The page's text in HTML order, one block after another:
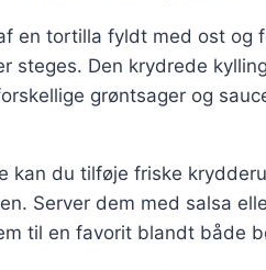
en tortilla fyldt med ost og
steges. Den krydrede
grøntsager og
kan du tilføje friske
Server dem med salsa
til en favorit blandt både